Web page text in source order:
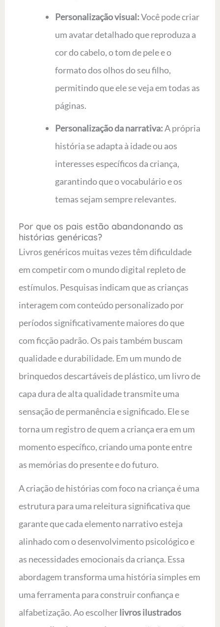
Personalização visual:Você pode criar
um avatar detalhado que reproduza a
cor do cabelo, o tom de pele e o
formato dos olhos do seu filho,
permitindo que ele se veja em todas as
páginas.
Personalização da narrativa:A própria
história se adapta à idade ou aos
interesses específicos da criança,
garantindo que o vocabulário e os
temas sejam sempre relevantes.
Por que os pais estão abandonando as
histórias genéricas?
Livros genéricos muitas vezes têm dificuldade
em competir com o mundo digital repleto de
estímulos. Pesquisas indicam que as crianças
interagem com conteúdo personalizado por
períodos significativamente maiores do que
com ficção padrão. Os pais também buscam
qualidade e durabilidade. Em um mundo de
brinquedos descartáveis de plástico, um livro de
capa dura de alta qualidade transmite uma
sensação de permanência e significado. Ele se
torna um registro de quem a criança era em um
momento específico, criando uma ponte entre
as memórias do presente e do futuro.
A criação de histórias com foco na criança é uma
estrutura para uma releitura significativa que
garante que cada elemento narrativo esteja
alinhado com o desenvolvimento psicológico e
as necessidades emocionais da criança. Essa
abordagem transforma uma história simples em
uma ferramenta para construir confiança e
alfabetização. Ao escolherlivros ilustrados